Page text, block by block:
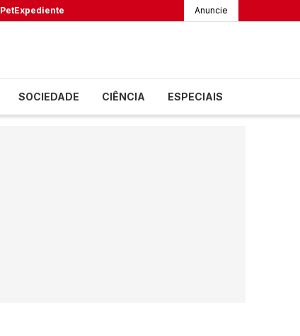
PetExpediente Anuncie
SOCIEDADE CIÊNCIA ESPECIAIS